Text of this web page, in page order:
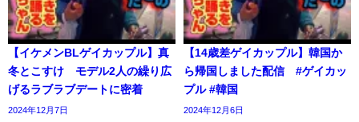
【イケメンBLゲイカップル】真
冬とこすけ モデル2人の繰り広
げるラブラブデートに密着
2024年12月7日
【14歳差ゲイカップル】韓国か
ら帰国しました配信 #ゲイカッ
プル #韓国
2024年12月6日